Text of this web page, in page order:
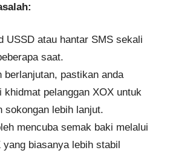
USSD atau hantar SMS sekali
saat.
berlanjutan, pastikan anda
khidmat pelanggan XOX untuk
sokongan lebih lanjut.
mencuba semak baki melalui
biasanya lebih stabil